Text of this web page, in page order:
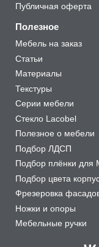
Публичная оферта
Полезное
Мебель на заказ
Статьи
Материалы
Текстуры
Серии мебели
Стекло Lacobel
Полезное о мебели
Подбор ЛДСП
Подбор плёнки для
Подбор цвета
Фрезеровка
Ножки и опоры
Мебельные ручки